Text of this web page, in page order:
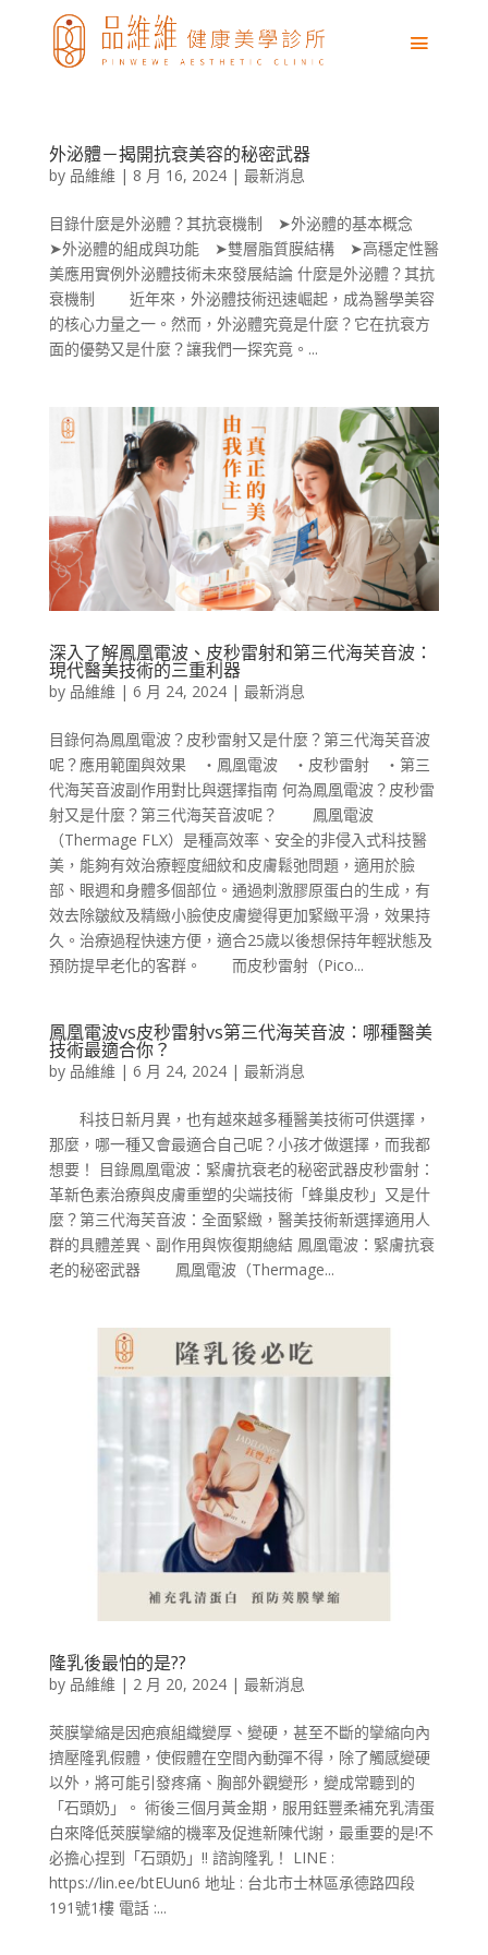
外泌體－揭開抗衰美容的秘密武器
by 品維維 | 8 月 16, 2024| 最新消息
目錄什麼是外泌體？其抗衰機制 ➤外泌體的基本概念
➤外泌體的組成與功能 ➤雙層脂質膜結構 ➤高穩定性醫
美應用實例外泌體技術未來發展結論 什麼是外泌體？其抗
衰機制 近年來，外泌體技術迅速崛起，成為醫學美容
的核心力量之一。然而，外泌體究竟是什麼？它在抗衰方
面的優勢又是什麼？讓我們一探究竟。...
深入了解鳳凰電波、皮秒雷射和第三代海芙音波：
現代醫美技術的三重利器
by 品維維 | 6 月 24, 2024| 最新消息
目錄何為鳳凰電波？皮秒雷射又是什麼？第三代海芙音波
呢？應用範圍與效果 ‧鳳凰電波 ‧皮秒雷射 ‧第三
代海芙音波副作用對比與選擇指南 何為鳳凰電波？皮秒雷
射又是什麼？第三代海芙音波呢？ 鳳凰電波
（Thermage FLX）是種高效率、安全的非侵入式科技醫
美，能夠有效治療輕度細紋和皮膚鬆弛問題，適用於臉
部、眼週和身體多個部位。通過刺激膠原蛋白的生成，有
效去除皺紋及精緻小臉使皮膚變得更加緊緻平滑，效果持
久。治療過程快速方便，適合25歲以後想保持年輕狀態及
預防提早老化的客群。 而皮秒雷射（Pico...
鳳凰電波vs皮秒雷射vs第三代海芙音波：哪種醫美
技術最適合你？
by 品維維 | 6 月 24, 2024| 最新消息
科技日新月異，也有越來越多種醫美技術可供選擇，
那麼，哪一種又會最適合自己呢？小孩才做選擇，而我都
想要！ 目錄鳳凰電波：緊膚抗衰老的秘密武器皮秒雷射：
革新色素治療與皮膚重塑的尖端技術「蜂巢皮秒」又是什
麼？第三代海芙音波：全面緊緻，醫美技術新選擇適用人
群的具體差異、副作用與恢復期總結 鳳凰電波：緊膚抗衰
老的秘密武器 鳳凰電波（Thermage...
隆乳後最怕的是??
by 品維維 | 2 月 20, 2024| 最新消息
莢膜攣縮是因疤痕組織變厚、變硬，甚至不斷的攣縮向內
擠壓隆乳假體，使假體在空間內動彈不得，除了觸感變硬
以外，將可能引發疼痛、胸部外觀變形，變成常聽到的
「石頭奶」。 術後三個月黃金期，服用鈺豐柔補充乳清蛋
白來降低莢膜攣縮的機率及促進新陳代謝，最重要的是!不
必擔心捏到「石頭奶」!! 諮詢隆乳！ LINE :
https://lin.ee/btEUun6 地址 : 台北市士林區承德路四段
191號1樓 電話 :...